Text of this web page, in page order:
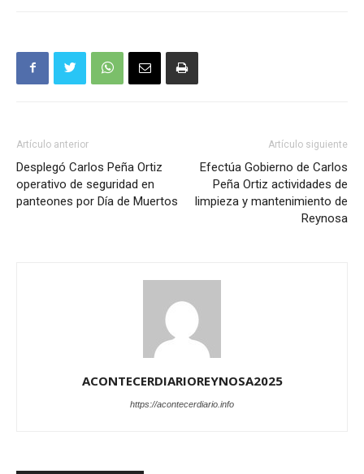
Artículo anterior
Desplegó Carlos Peña Ortiz
operativo de seguridad en
panteones por Día de Muertos
Artículo siguiente
Efectúa Gobierno de Carlos
Peña Ortiz actividades de
limpieza y mantenimiento de
Reynosa
ACONTECERDIARIOREYNOSA2025
https://acontecerdiario.info